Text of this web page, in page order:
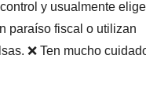
y usualmente
paraíso fiscal o utilizan
❌ Ten mucho